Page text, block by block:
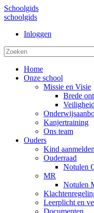
Schoolgids
schoolgids
Inloggen
Home
Onze school
Missie en Visie
Brede
Veiligheid
Kanjertraining
Ons team
Ouders
Kind aanmelden
Ouderraad
Notulen
MR
Notulen
Leerplicht en
Documenten